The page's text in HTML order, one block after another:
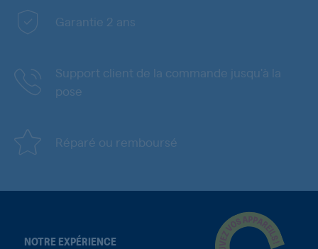
Garantie 2 ans
Support client de la commande jusqu'à la
pose
Réparé ou remboursé
NOTRE EXPÉRIENCE